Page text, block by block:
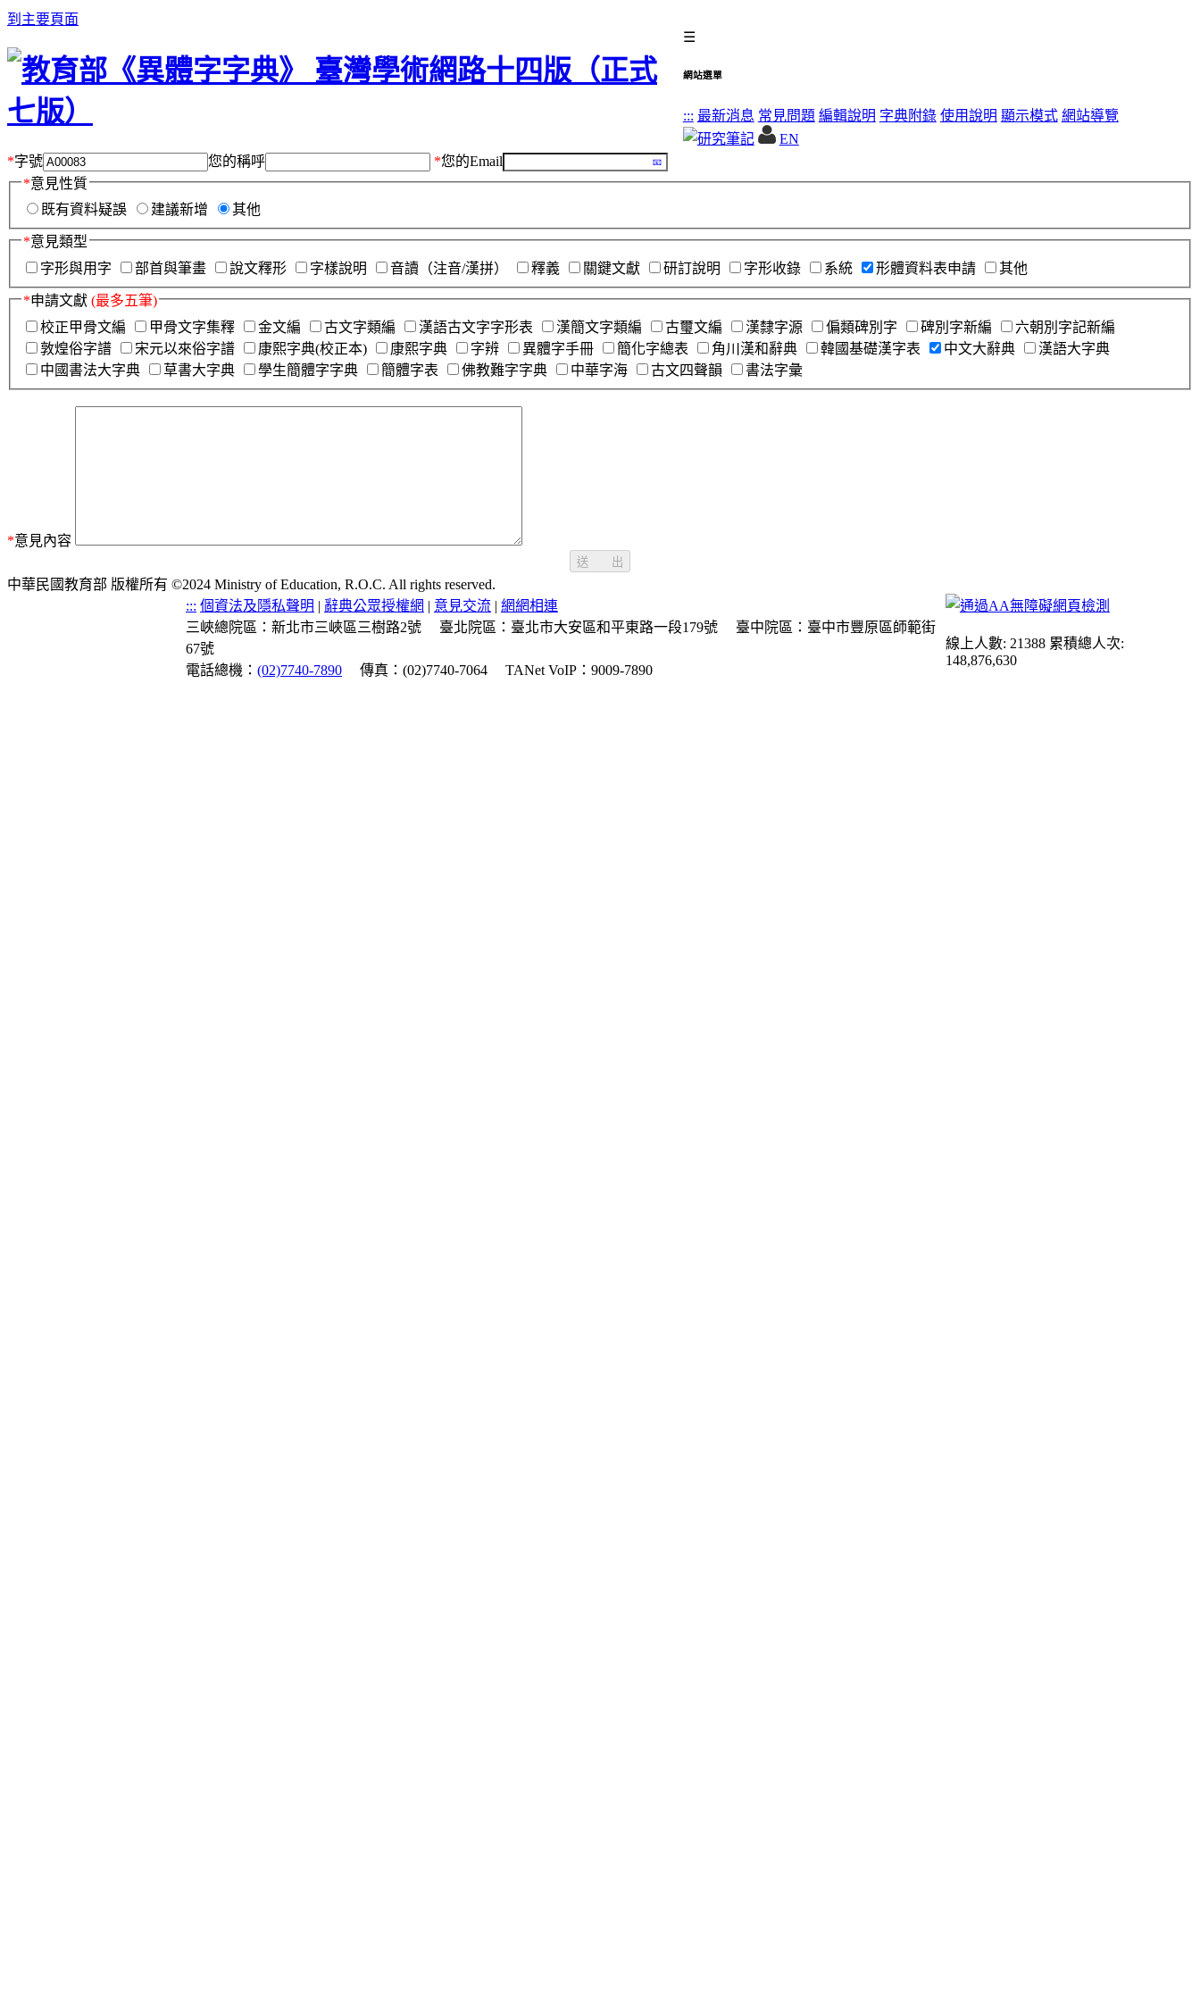
到主要頁面
☰
網站選單
::: 最新消息 常見問題 編輯說明 字典附錄 使用說明 顯示模式 網站導覽
EN
*字號 您的稱呼 *您的Email
*意見性質
既有資料疑誤
建議新增 其他
*意見類型
字形與用字
部首與筆畫 說文釋形 字樣說明 音讀（注音/漢拼） 釋義 關鍵文獻 研訂說明 字形收錄 系統 形體資料表申請 其他
*申請文獻 (最多五筆)
校正甲骨文編
甲骨文字集釋 金文編 古文字類編 漢語古文字字形表 漢簡文字類編 古璽文編 漢隸字源 偏類碑別字 碑別字新編
六朝別字記新編
敦煌俗字譜
宋元以來俗字譜 康熙字典(校正本) 康熙字典 字辨 異體字手冊 簡化字總表 角川漢和辭典 韓國基礎漢字表 中文大辭典
漢語大字典
中國書法大字典
草書大字典 學生簡體字字典 簡體字表 佛教難字字典 中華字海 古文四聲韻 書法字彙
*意見內容
送 出
中華民國教育部 版權所有 ©2024 Ministry of Education, R.O.C. All rights reserved.
::: 個資法及隱私聲明 | 辭典公眾授權網 | 意見交流 | 網網相連
三峽總院區：新北市三峽區三樹路2號
臺北院區：臺北市大安區和平東路一段179號
臺中院區：臺中市豐原區師範街
67號
電話總機： (02)7740-7890 傳真：(02)7740-7064 TANet VoIP：9009-7890
線上人數: 21388 累積總人次:
148,876,630